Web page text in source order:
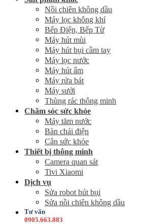
Nồi chiên không dầu
Máy lọc không khí
Bếp Điện, Bếp Từ
Máy hút mùi
Máy hút bụi cầm tay
Máy lọc nước
Máy hút ẩm
Máy rửa bát
Máy sưởi
Thùng rác thông minh
Chăm sóc sức khỏe
Máy tăm nước
Bàn chải điện
Cân sức khỏe
Thiết bị thông minh
Camera quan sát
Tivi Xiaomi
Dịch vụ
Sửa robot hút bụi
Sửa nồi chiên không dầu
Tư vấn
0905.663.883